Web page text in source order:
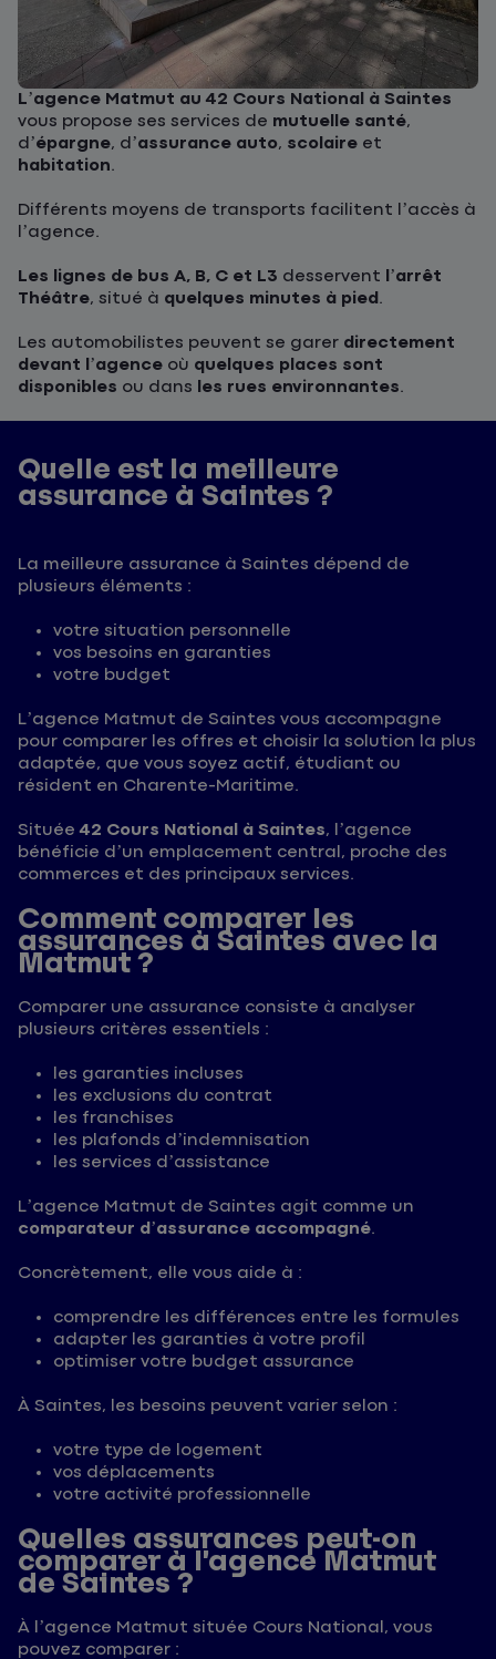
L’agence Matmut au 42 Cours National à Saintes
vous propose ses services de mutuelle santé,
d’épargne, d’assurance auto, scolaire et
habitation.
Différents moyens de transports facilitent l’accès à
l’agence.
Les lignes de bus A, B, C et L3 desservent l’arrêt
Théâtre, situé à quelques minutes à pied .
Les automobilistes peuvent se garer directement
devant l’agence où quelques places sont
disponibles ou dans les rues environnantes.
Quelle est la meilleure
assurance à Saintes ?
La meilleure assurance à Saintes dépend de
plusieurs éléments :
votre situation personnelle
vos besoins en garanties
votre budget
L’agence Matmut de Saintes vous accompagne
pour comparer les offres et choisir la solution la plus
adaptée, que vous soyez actif, étudiant ou
résident en Charente-Maritime.
Située42 Cours National à Saintes, l’agence
bénéficie d’un emplacement central, proche des
commerces et des principaux services.
Comment comparer les
assurances à Saintes avec la
Matmut ?
Comparer une assurance consiste à analyser
plusieurs critères essentiels :
les garanties incluses
les exclusions du contrat
les franchises
les plafonds d’indemnisation
les services d’assistance
L’agence Matmut de Saintes agit comme un
comparateur d’assurance accompagné.
Concrètement, elle vous aide à :
comprendre les différences entre les formules
adapter les garanties à votre profil
optimiser votre budget assurance
À Saintes, les besoins peuvent varier selon :
votre type de logement
vos déplacements
votre activité professionnelle
Quelles assurances peut-on
comparer à l’agence Matmut
de Saintes ?
À l’agence Matmut située Cours National, vous
pouvez comparer :